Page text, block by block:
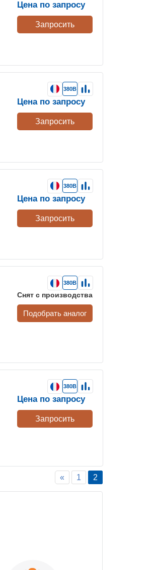
Цена по запросу
Запросить
380В
Цена по запросу
Запросить
380В
Цена по запросу
Запросить
380В
Снят с производства
Подобрать аналог
380В
Цена по запросу
Запросить
« 1 2